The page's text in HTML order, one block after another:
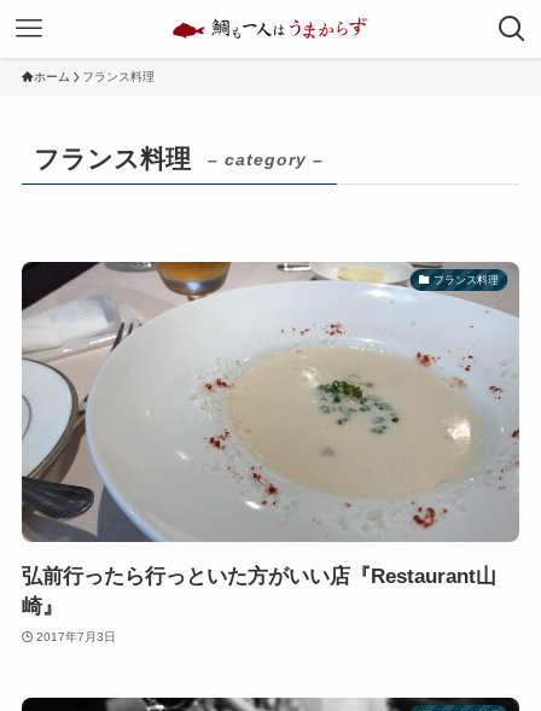
ホーム フランス料理
フランス料理 – category –
フランス料理
弘前行ったら行っといた方がいい店『Restaurant山
崎』
2017年7月3日